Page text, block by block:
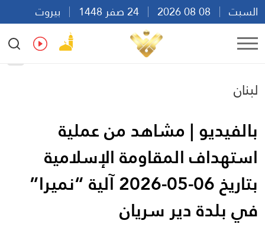
السبت
بيروت
19:11
Ar
لبنان
بالفيديو | مشاهد من عملية
استهداف المقاومة الإسلامية
بتاريخ 06-05-2026 آلية “نميرا”
في بلدة دير سريان